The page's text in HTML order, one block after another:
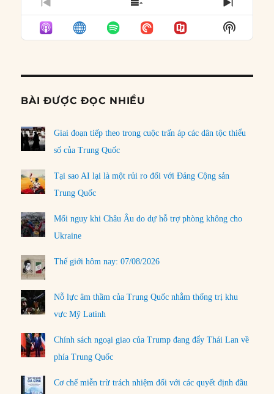
PREVIOUS
EPISODE
SHOW
EPISODES
LIST
NEXT
Show
Podcast
BÀI ĐƯỢC ĐỌC NHIỀU
Giai đoạn tiếp theo trong cuộc trấn áp các dân tộc thiểu
số của Trung Quốc
Tại sao AI lại là một rủi ro đối với Đảng Cộng sản
Trung Quốc
Mối nguy khi Châu Âu do dự hỗ trợ phòng không cho
Ukraine
Thế giới hôm nay: 07/08/2026
Nỗ lực âm thầm của Trung Quốc nhằm thống trị khu
vực Mỹ Latinh
Chính sách ngoại giao của Trump đang đẩy Thái Lan về
phía Trung Quốc
Cơ chế miễn trừ trách nhiệm đối với các quyết định đầu